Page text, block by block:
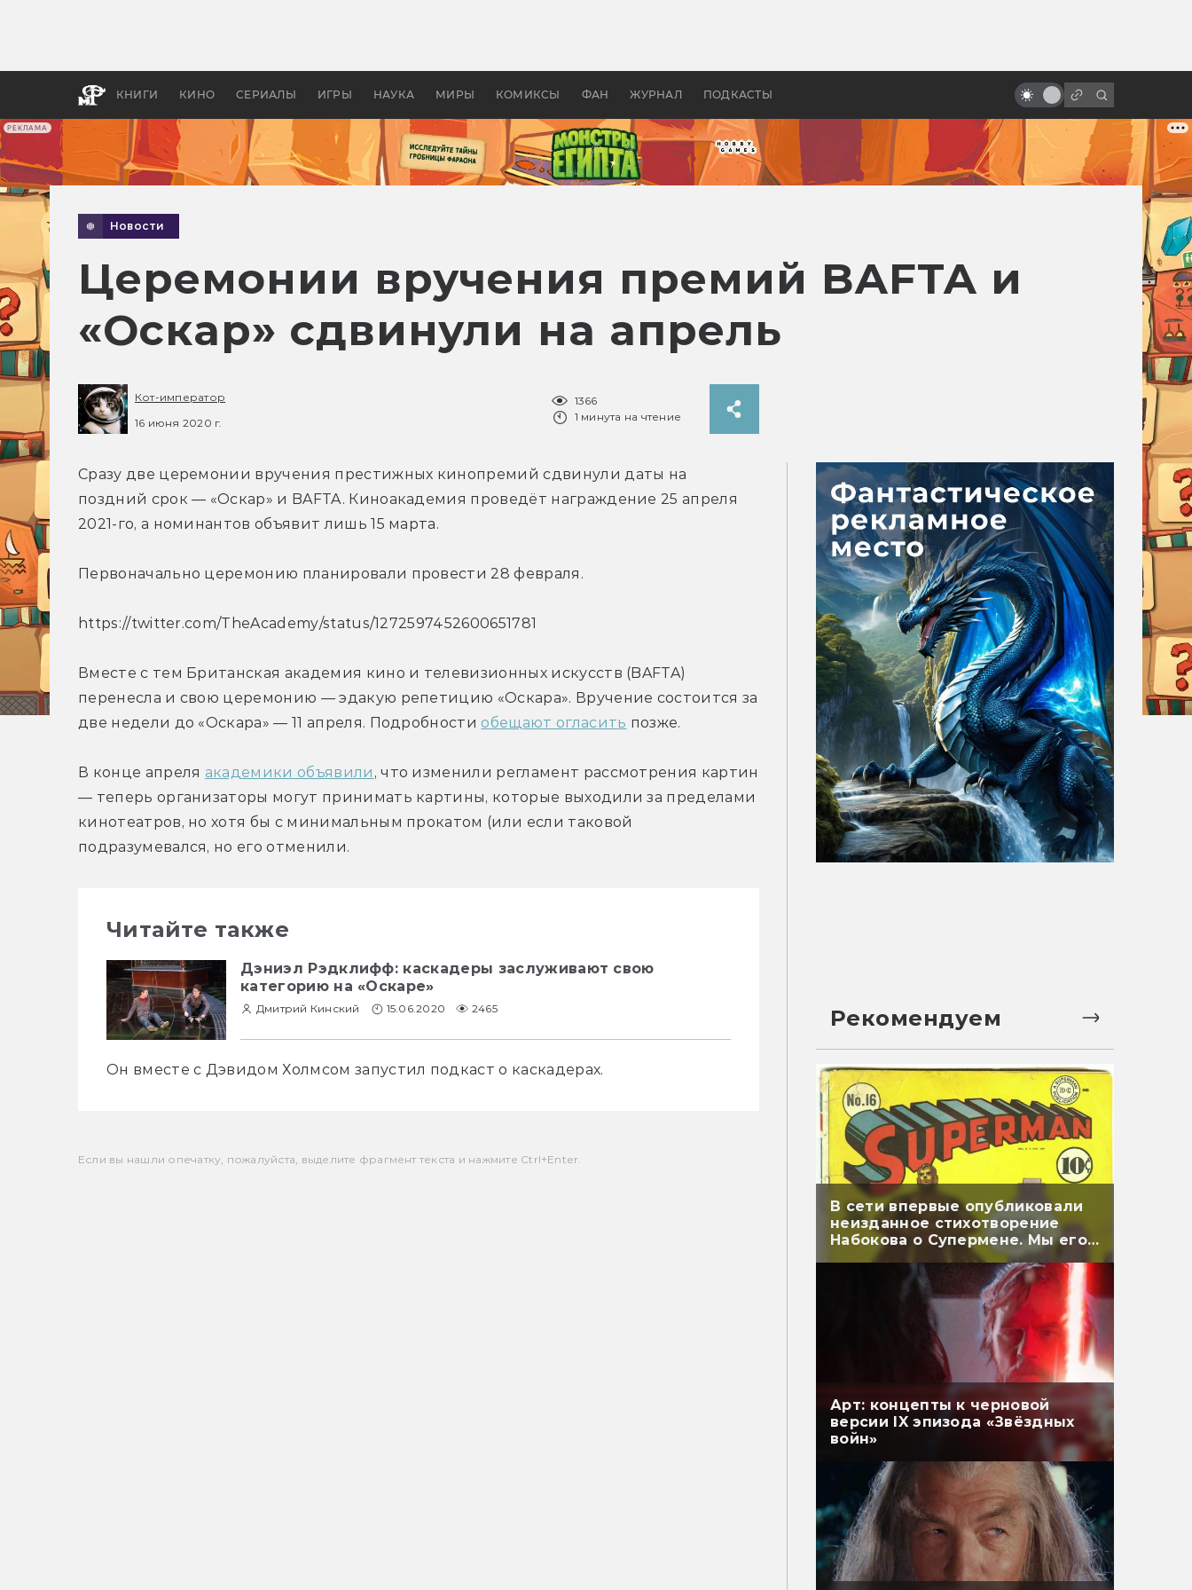
РЕКЛАМА
КНИГИ КИНО СЕРИАЛЫ ИГРЫ НАУКА МИРЫ КОМИКСЫ ФАН ЖУРНАЛ ПОДКАСТЫ
апокалипсис, в России —
бы «Властелина колец»
на провал
Новости
Церемонии вручения премий BAFTA и
«Оскар» сдвинули на апрель
Кот-император
16 июня 2020 г.
1366
1 минута на чтение
Сразу две церемонии вручения престижных кинопремий сдвинули даты на
поздний срок — «Оскар» и BAFTA. Киноакадемия проведёт награждение 25 апреля
2021-го, а номинантов объявит лишь 15 марта.
Первоначально церемонию планировали провести 28 февраля.
https://twitter.com/TheAcademy/status/1272597452600651781
Вместе с тем Британская академия кино и телевизионных искусств (BAFTA)
перенесла и свою церемонию — эдакую репетицию «Оскара». Вручение состоится за
две недели до «Оскара» — 11 апреля. Подробности обещают огласить позже.
В конце апреля академики объявили , что изменили регламент рассмотрения картин
— теперь организаторы могут принимать картины, которые выходили за пределами
кинотеатров, но хотя бы с минимальным прокатом (или если таковой
подразумевался, но его отменили.
Читайте также
Дэниэл Рэдклифф: каскадеры заслуживают свою
категорию на «Оскаре»
Дмитрий Кинский 15.06.2020 2465
Он вместе с Дэвидом Холмсом запустил подкаст о каскадерах.
Если вы нашли опечатку, пожалуйста, выделите фрагмент текста и нажмите Ctrl+Enter.
Рекомендуем
В сети впервые опубликовали
неизданное стихотворение
Набокова о Супермене. Мы его
перевели
Арт: концепты к черновой
версии IX эпизода «Звёздных
войн»